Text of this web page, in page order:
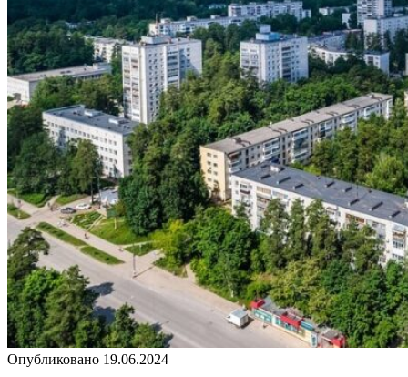
Опубликовано 19.06.2024